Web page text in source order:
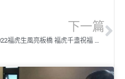
下一篇
2022福虎生風亮板橋 福虎千盞祝福 萬坪公園浪漫燈海亮板橋